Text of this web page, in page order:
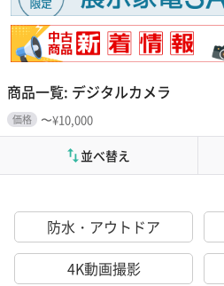
商品一覧: デジタルカメラ
価格 〜¥10,000
並べ替え
防水・アウトドア
4K動画撮影